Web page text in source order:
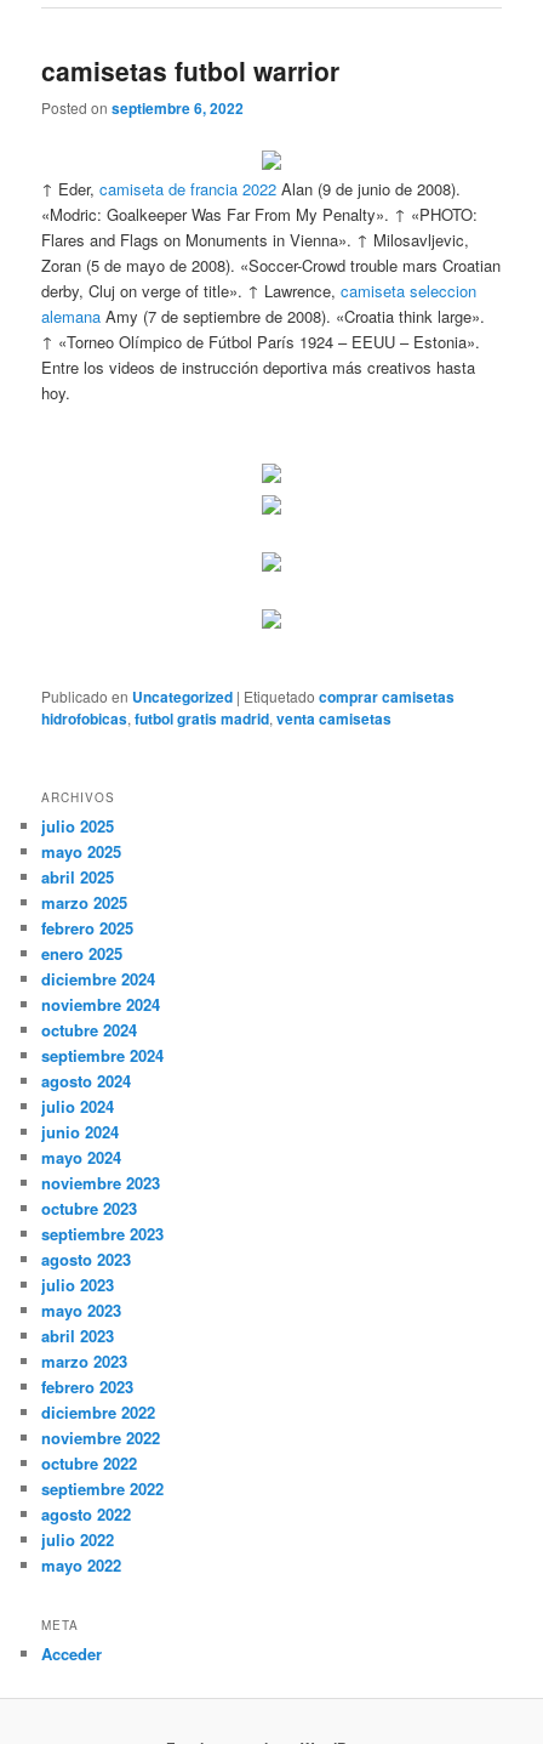
camisetas futbol warrior
Posted onseptiembre 6, 2022
↑ Eder,camiseta de francia 2022 Alan (9 de junio de 2008).
«Modric: Goalkeeper Was Far From My Penalty». ↑ «PHOTO:
Flares and Flags on Monuments in Vienna». ↑ Milosavljevic,
Zoran (5 de mayo de 2008). «Soccer-Crowd trouble mars Croatian
derby, Cluj on verge of title». ↑ Lawrence,camiseta seleccion
alemana Amy (7 de septiembre de 2008). «Croatia think large».
↑ «Torneo Olímpico de Fútbol París 1924 – EEUU – Estonia».
Entre los videos de instrucción deportiva más creativos hasta
hoy.
Publicado en Uncategorized | Etiquetado comprar camisetas
hidrofobicas,futbol gratis madrid,venta camisetas
ARCHIVOS
julio 2025
mayo 2025
abril 2025
marzo 2025
febrero 2025
enero 2025
diciembre 2024
noviembre 2024
octubre 2024
septiembre 2024
agosto 2024
julio 2024
junio 2024
mayo 2024
noviembre 2023
octubre 2023
septiembre 2023
agosto 2023
julio 2023
mayo 2023
abril 2023
marzo 2023
febrero 2023
diciembre 2022
noviembre 2022
octubre 2022
septiembre 2022
agosto 2022
julio 2022
mayo 2022
META
Acceder